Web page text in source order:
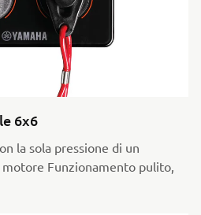
6x6
la sola pressione di un
Funzionamento pulito,